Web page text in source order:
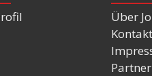
Über
Kontakt
Partner